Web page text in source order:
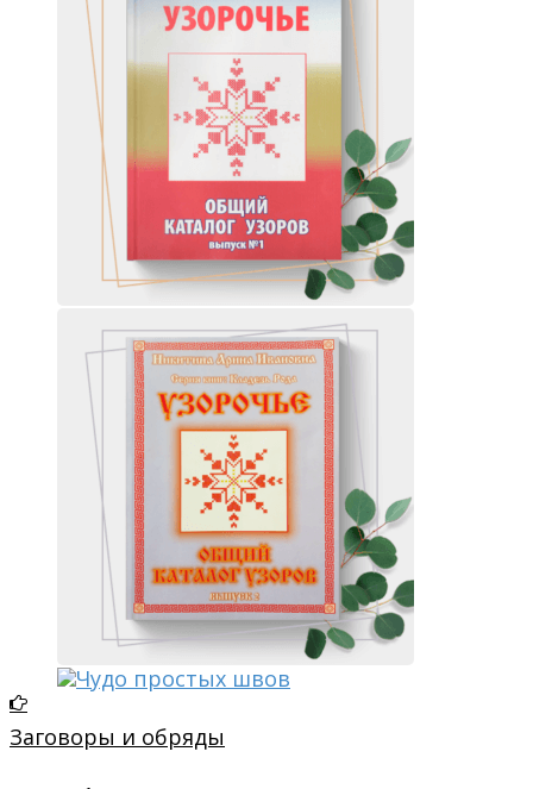
Заговоры и обряды